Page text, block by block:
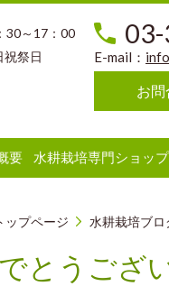
30～17：00
祝祭日 E-mail：
お問
要 水耕栽培専門ショップ
ップページ 水耕栽培ブロ
とうござ